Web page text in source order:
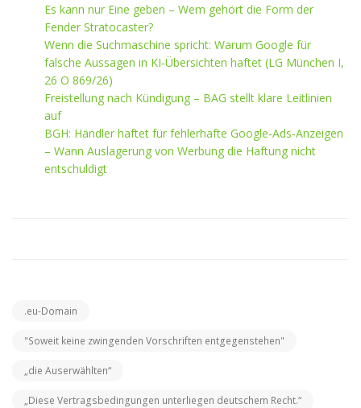
Es kann nur Eine geben – Wem gehört die Form der
Fender Stratocaster?
Wenn die Suchmaschine spricht: Warum Google für
falsche Aussagen in KI‑Übersichten haftet (LG München I,
26 O 869/26)
Freistellung nach Kündigung – BAG stellt klare Leitlinien
auf
BGH: Händler haftet für fehlerhafte Google‑Ads‑Anzeigen
– Wann Auslagerung von Werbung die Haftung nicht
entschuldigt
.eu-Domain
"Soweit keine zwingenden Vorschriften entgegenstehen"
„die Auserwählten“
„Diese Vertragsbedingungen unterliegen deutschem Recht.“